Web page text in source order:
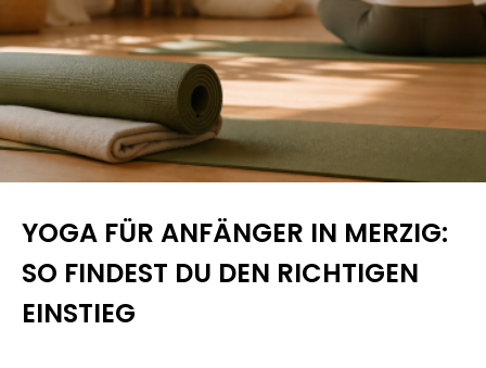
YOGA FÜR ANFÄNGER IN MERZIG:
SO FINDEST DU DEN RICHTIGEN
EINSTIEG